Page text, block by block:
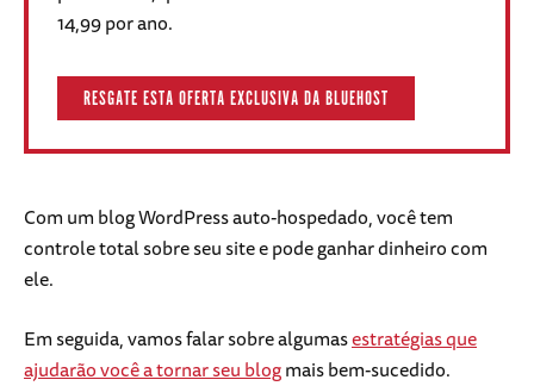
14,99 por ano.
RESGATE ESTA OFERTA EXCLUSIVA DA BLUEHOST
Com um blog WordPress auto-hospedado, você tem
controle total sobre seu site e pode ganhar dinheiro com
ele.
Em seguida, vamos falar sobre algumasestratégias que
ajudarão você a tornar seu blogmais bem-sucedido.